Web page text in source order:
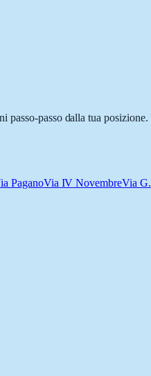
passo-passo dalla tua posizione.
PaganoVia IV NovembreVia G.